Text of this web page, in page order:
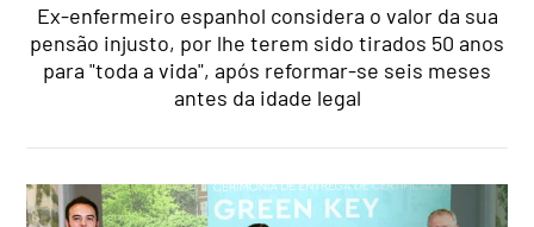
Ex-enfermeiro espanhol considera o valor da sua
pensão injusto, por lhe terem sido tirados 50 anos
para "toda a vida", após reformar-se seis meses
antes da idade legal